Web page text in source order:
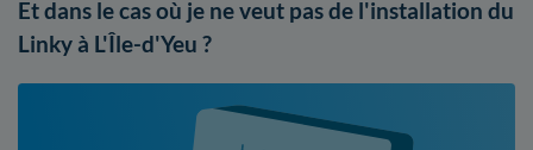
Et dans le cas où je ne veut pas de l'installation du
Linky à L'Île-d'Yeu ?